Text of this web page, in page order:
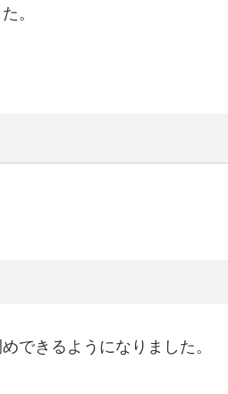
。
できるようになりました。